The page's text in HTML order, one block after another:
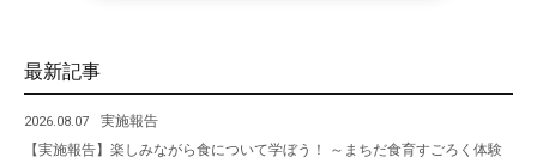
最新記事
2026.08.07
実施報告
【実施報告】楽しみながら食について学ぼう！ ～まちだ食育すごろく体験